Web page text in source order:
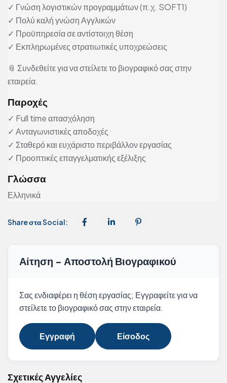
✓ Γνώση λογιστικών προγραμμάτων (π.χ. SOFT1)
✓ Πολύ καλή γνώση Αγγλικών
✓ Προϋπηρεσία σε αντίστοιχη θέση
✓ Εκπληρωμένες στρατιωτικές υποχρεώσεις
📎 Συνδεθείτε για να στείλετε το βιογραφικό σας στην
εταιρεία.
Παροχές
✓ Full time απασχόληση
✓ Ανταγωνιστικές αποδοχές
✓ Σταθερό και ευχάριστο περιβάλλον εργασίας
✓ Προοπτικές επαγγελματικής εξέλιξης
Γλώσσα
Ελληνικά
Share στα Social:
Αίτηση - Αποστολή Βιογραφικού
Σας ενδιαφέρει η θέση εργασίας; Εγγραφείτε για να
στείλετε το βιογραφικό σας στην εταιρεία.
Εγγραφή Είσοδος
Σχετικές Αγγελίες